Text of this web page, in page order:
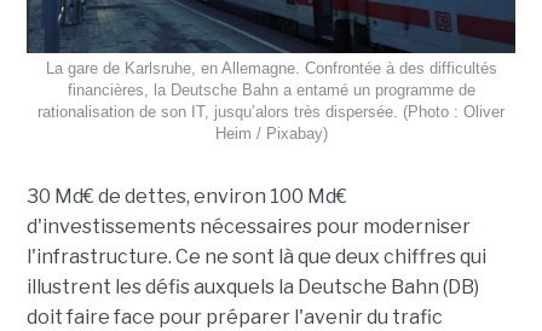
La gare de Karlsruhe, en Allemagne. Confrontée à des difficultés
financières, la Deutsche Bahn a entamé un programme de
rationalisation de son IT, jusqu’alors très dispersée. (Photo : Oliver
Heim / Pixabay)
30 Md€ de dettes, environ 100 Md€
d'investissements nécessaires pour moderniser
l'infrastructure. Ce ne sont là que deux chiffres qui
illustrent les défis auxquels la Deutsche Bahn (DB)
doit faire face pour préparer l'avenir du trafic